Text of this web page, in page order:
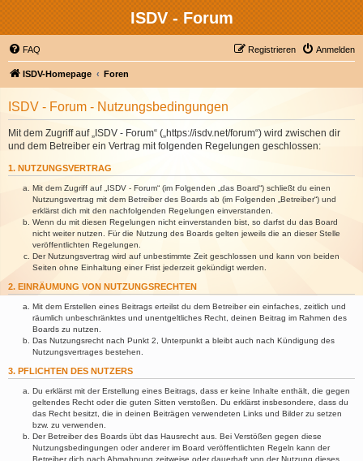
ISDV - Forum
FAQ Anmelden
Registrieren
ISDV-Homepage Foren
ISDV - Forum - Nutzungsbedingungen
Mit dem Zugriff auf „ISDV - Forum“ („https://isdv.net/forum“) wird zwischen dir
und dem Betreiber ein Vertrag mit folgenden Regelungen geschlossen:
1. NUTZUNGSVERTRAG
Mit dem Zugriff auf „ISDV - Forum“ (im Folgenden „das Board“) schließt du einen
Nutzungsvertrag mit dem Betreiber des Boards ab (im Folgenden „Betreiber“) und
erklärst dich mit den nachfolgenden Regelungen einverstanden.
Wenn du mit diesen Regelungen nicht einverstanden bist, so darfst du das Board
nicht weiter nutzen. Für die Nutzung des Boards gelten jeweils die an dieser Stelle
veröffentlichten Regelungen.
Der Nutzungsvertrag wird auf unbestimmte Zeit geschlossen und kann von beiden
Seiten ohne Einhaltung einer Frist jederzeit gekündigt werden.
2. EINRÄUMUNG VON NUTZUNGSRECHTEN
Mit dem Erstellen eines Beitrags erteilst du dem Betreiber ein einfaches, zeitlich und
räumlich unbeschränktes und unentgeltliches Recht, deinen Beitrag im Rahmen des
Boards zu nutzen.
Das Nutzungsrecht nach Punkt 2, Unterpunkt a bleibt auch nach Kündigung des
Nutzungsvertrages bestehen.
3. PFLICHTEN DES NUTZERS
Du erklärst mit der Erstellung eines Beitrags, dass er keine Inhalte enthält, die gegen
geltendes Recht oder die guten Sitten verstoßen. Du erklärst insbesondere, dass du
das Recht besitzt, die in deinen Beiträgen verwendeten Links und Bilder zu setzen
bzw. zu verwenden.
Der Betreiber des Boards übt das Hausrecht aus. Bei Verstößen gegen diese
Nutzungsbedingungen oder anderer im Board veröffentlichten Regeln kann der
Betreiber dich nach Abmahnung zeitweise oder dauerhaft von der Nutzung dieses